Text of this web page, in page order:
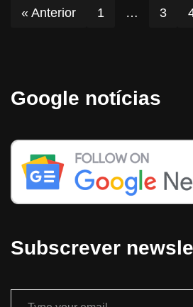
« Anterior 1 … 3
Google notícias
Subscrever